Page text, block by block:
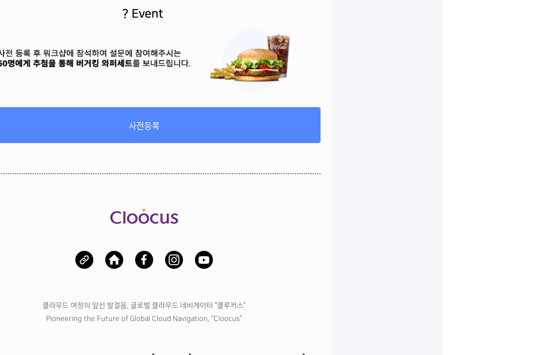
? Event
사전등록
클라우드 여정의 앞선 발걸음, 글로벌 클라우드 네비게이터 “클루커스”
Pioneering the Future of Global Cloud Navigation, “Cloocus”